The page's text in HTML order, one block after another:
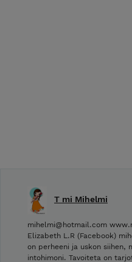
T mi Mihelmi
mihelmi@hotmail.com
Elizabeth L.R (Facebook)
on perheeni ja uskon siihen,
intohimoni. Tavoiteta on